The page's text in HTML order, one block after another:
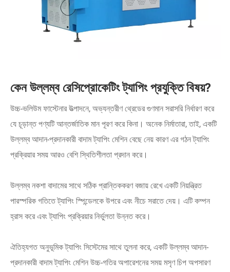
কেন উল্লম্ব রেসিপ্রোকেটিং ট্যাপিং প্রযুক্তি বিষয়?
উচ্চ-ভলিউম ফাস্টেনার উত্পাদনে, অভ্যন্তরীণ থ্রেডের গুণমান সরাসরি নির্ধারণ করে
যে চূড়ান্ত পণ্যটি আন্তর্জাতিক মান পূরণ করে কিনা। অনেক নির্মাতারা, তাই, একটি
উল্লম্ব আদান-প্রদানকারী বাদাম ট্যাপিং মেশিন বেছে নেয় কারণ এর গঠন ট্যাপিং
প্রক্রিয়ার সময় আরও বেশি স্থিতিশীলতা প্রদান করে।
উল্লম্ব নকশা বাদামের সাথে সঠিক প্রান্তিককরণ বজায় রেখে একটি নিয়ন্ত্রিত
পারস্পরিক গতিতে ট্যাপিং স্পিন্ডেলকে উপরে এবং নীচে সরাতে দেয়। এটি কম্পন
হ্রাস করে এবং ট্যাপিং প্রক্রিয়ার নির্ভুলতা উন্নত করে।
ঐতিহ্যগত অনুভূমিক ট্যাপিং সিস্টেমের সাথে তুলনা করে, একটি উল্লম্ব আদান-
প্রদানকারী বাদাম ট্যাপিং মেশিন উচ্চ-গতির অপারেশনের সময় মসৃণ চিপ অপসারণ